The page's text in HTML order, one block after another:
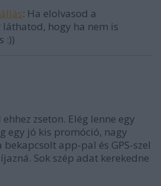
: Ha elolvasod a
hogy ha nem is
:))
ehhez zseton. Elég lenne egy
egy jó kis promóció, nagy
app-pal és GPS-szel
Sok szép adat kerekedne